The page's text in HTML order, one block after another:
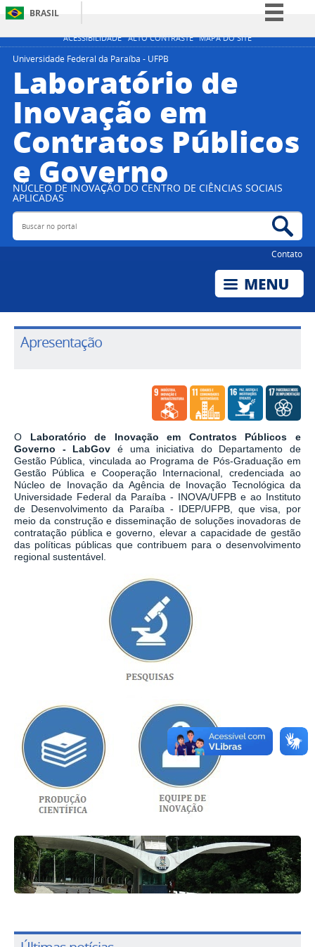
ACESSIBILIDADE ALTO CONTRASTE MAPA DO SITE
BRASIL
Simplifique!
Participe
Legislação
Canais
Universidade Federal da Paraíba - UFPB
Laboratório de
Inovação em
Contratos Públicos
e Governo
NÚCLEO DE INOVAÇÃO DO CENTRO DE CIÊNCIAS SOCIAIS
APLICADAS
Buscar no portal
Contato
Apresentação
O Laboratório de Inovação em Contratos Públicos e
Governo - LabGov é uma iniciativa do Departamento de
Gestão Pública, vinculada ao Programa de Pós-Graduação em
Gestão Pública e Cooperação Internacional, credenciada ao
Núcleo de Inovação da Agência de Inovação Tecnológica da
Universidade Federal da Paraíba - INOVA/UFPB e ao Instituto
de Desenvolvimento da Paraíba - IDEP/UFPB, que visa, por
meio da construção e disseminação de soluções inovadoras de
contratação pública e governo, elevar a capacidade de gestão
das políticas públicas que contribuem para o desenvolvimento
regional sustentável.